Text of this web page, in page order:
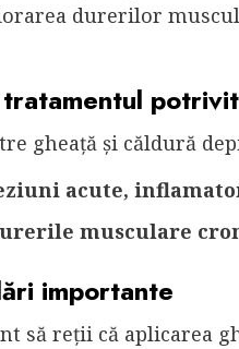
durerilor
gheață și căldură
acute,
musculare
importante
să reții că aplicarea